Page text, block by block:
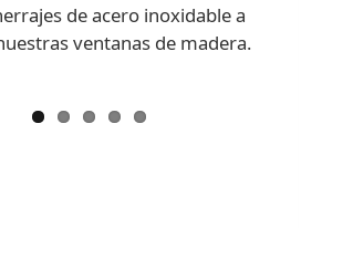
de acero inoxidable a
ventanas de madera.